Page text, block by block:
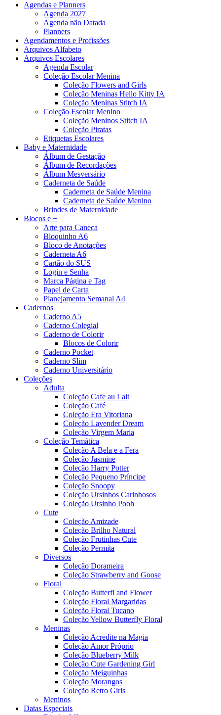
Agendas e Planners
Agenda 2027
Agenda não Datada
Planners
Agendamentos e Profissões
Arquivos Alfabeto
Arquivos Escolares
Agenda Escolar
Coleção Escolar Menina
Coleção Flowers and Girls
Coleção Meninas Hello Kitty IA
Coleção Meninas Stitch IA
Coleção Escolar Menino
Coleção Meninos Stitch IA
Coleção Piratas
Etiquetas Escolares
Baby e Maternidade
Álbum de Gestação
Álbum de Recordações
Álbum Mesversário
Caderneta de Saúde
Caderneta de Saúde Menina
Caderneta de Saúde Menino
Brindes de Maternidade
Blocos e +
Arte para Caneca
Bloquinho A6
Bloco de Anotações
Caderneta A6
Cartão do SUS
Login e Senha
Marca Página e Tag
Papel de Carta
Planejamento Semanal A4
Cadernos
Caderno A5
Caderno Colegial
Caderno de Colorir
Blocos de Colorir
Caderno Pocket
Caderno Slim
Caderno Universitário
Coleções
Adulta
Coleção Cafe au Lait
Coleção Café
Coleção Era Vitoriana
Coleção Lavender Dream
Coleção Virgem Maria
Coleção Temática
Coleção A Bela e a Fera
Coleção Jasmine
Coleção Harry Potter
Coleção Pequeno Príncipe
Coleção Snoopy
Coleção Ursinhos Carinhosos
Coleção Ursinho Pooh
Cute
Coleção Amizade
Coleção Brilho Natural
Coleção Frutinhas Cute
Coleção Permita
Diversos
Coleção Dorameira
Coleção Strawberry and Goose
Floral
Coleção Butterfl and Flower
Coleção Floral Margaridas
Coleção Floral Tucano
Coleção Yellow Butterfly Floral
Meninas
Coleção Acredite na Magia
Coleção Amor Próprio
Coleção Blueberry Milk
Coleção Cute Gardening Girl
Coleção Meiguinhas
Coleção Morangos
Coleção Retro Girls
Meninos
Datas Especiais